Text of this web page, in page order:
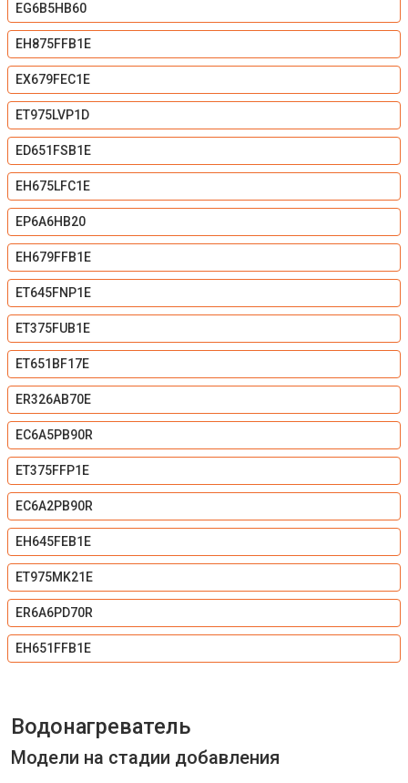
EG6B5HB60
EH875FFB1E
EX679FEC1E
ET975LVP1D
ED651FSB1E
EH675LFC1E
EP6A6HB20
EH679FFB1E
ET645FNP1E
ET375FUB1E
ET651BF17E
ER326AB70E
EC6A5PB90R
ET375FFP1E
EC6A2PB90R
EH645FEB1E
ET975MK21E
ER6A6PD70R
EH651FFB1E
Водонагреватель
Модели на стадии добавления